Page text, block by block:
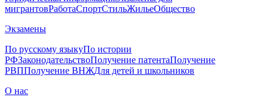
мигрантовРаботаСпортСтильЖильеОбщество
Экзамены
По русскому языкуПо истории
РФЗаконодательствоПолучение патентаПолучение
РВППолучение ВНЖДля детей и школьников
О нас